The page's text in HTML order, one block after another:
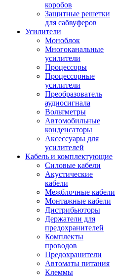
коробов
Защитные решетки
для сабвуферов
Усилители
Моноблок
Многоканальные
усилители
Процессоры
Процессорные
усилители
Преобразователь
аудиосигнала
Вольтметры
Автомобильные
конденсаторы
Аксессуары для
усилителей
Кабель и комплектующие
Силовые кабели
Акустические
кабели
Межблочные кабели
Монтажные кабели
Дистрибьюторы
Держатели для
предохранителей
Комплекты
проводов
Предохранители
Автоматы питания
Клеммы